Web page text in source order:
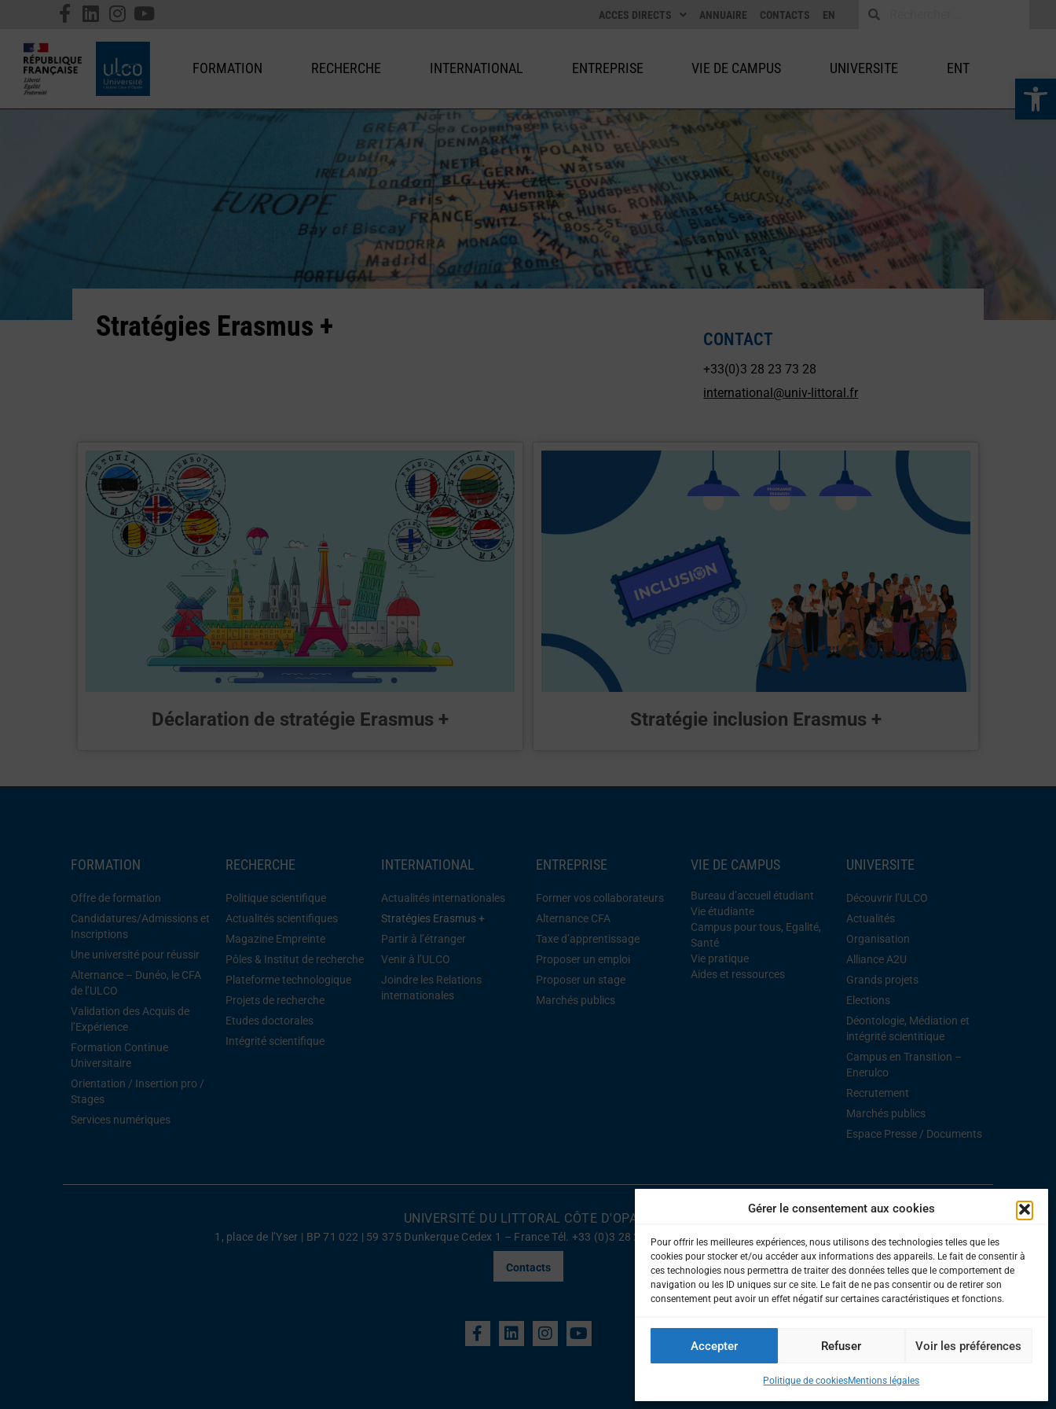
Ouvrir
Gérer le consentement aux cookies
Pour offrir les meilleures expériences, nous utilisons des technologies telles que les
cookies pour stocker et/ou accéder aux informations des appareils. Le fait de consentir à
ces technologies nous permettra de traiter des données telles que le comportement de
navigation ou les ID uniques sur ce site. Le fait de ne pas consentir ou de retirer son
consentement peut avoir un effet négatif sur certaines caractéristiques et fonctions.
Accepter Refuser Voir les préférences
Politique de cookiesMentions légales
ACCES DIRECTS ANNUAIRE CONTACTS EN
FORMATION RECHERCHE INTERNATIONAL ENTREPRISE VIE DE CAMPUS UNIVERSITE ENT
Stratégies Erasmus + CONTACT
+33(0)3 28 23 73 28
international@univ-littoral.fr
Déclaration de stratégie Erasmus + Stratégie inclusion Erasmus +
FORMATION
Offre de formation
Candidatures/Admissions et
Inscriptions
Une université pour réussir
Alternance – Dunéo, le CFA
de l’ULCO
Validation des Acquis de
l’Expérience
Formation Continue
Universitaire
Orientation / Insertion pro /
Stages
Services numériques
RECHERCHE
Politique scientifique
Actualités scientifiques
Magazine Empreinte
Pôles & Institut de recherche
Plateforme technologique
Projets de recherche
Etudes doctorales
Intégrité scientifique
INTERNATIONAL
Actualités internationales
Stratégies Erasmus +
Partir à l’étranger
Venir à l’ULCO
Joindre les Relations
internationales
ENTREPRISE
Former vos collaborateurs
Alternance CFA
Taxe d’apprentissage
Proposer un emploi
Proposer un stage
Marchés publics
VIE DE CAMPUS
Bureau d’accueil étudiant
Vie étudiante
Campus pour tous, Egalité,
Santé
Vie pratique
Aides et ressources
UNIVERSITE
Découvrir l’ULCO
Actualités
Organisation
Alliance A2U
Grands projets
Elections
Déontologie, Médiation et
intégrité scientitique
Campus en Transition –
Enerulco
Recrutement
Marchés publics
Espace Presse / Documents
UNIVERSITÉ DU LITTORAL CÔTE D'OPALE
1, place de l’Yser | BP 71 022 | 59 375 Dunkerque Cedex 1 – France Tél. +33 (0)3 28 23 73 73Mentions légales – Accessibilité
Contacts